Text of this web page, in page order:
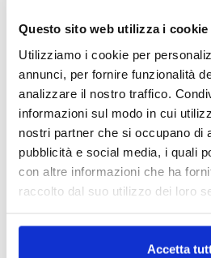
Questo sito web utilizza i cookie
Utilizziamo i cookie per
annunci, per fornire funzionalità
analizzare il nostro traffico.
informazioni sul modo in cui
nostri partner che si occupano di
pubblicità e social media, i quali
con altre informazioni che ha
raccolto dal suo utilizzo dei loro
Accetta
Il viaggio si concluderà con
nostriin cui il facile
l’evoluzione della
hanno consentito
malattie, mostrando tutti i
dello stile di vita
RICHIEDI